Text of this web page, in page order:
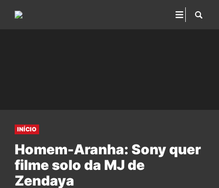
INÍCIO
Homem-Aranha: Sony quer
filme solo da MJ de
Zendaya